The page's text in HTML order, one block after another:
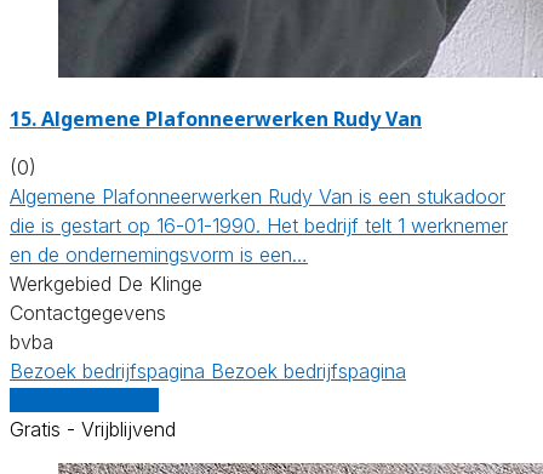
15. Algemene Plafonneerwerken Rudy Van
(0)
Algemene Plafonneerwerken Rudy Van is een stukadoor
die is gestart op 16-01-1990. Het bedrijf telt 1 werknemer
en de ondernemingsvorm is een…
Werkgebied De Klinge
Contactgegevens
bvba
Bezoek bedrijfspagina Bezoek bedrijfspagina
Gratis - Vrijblijvend